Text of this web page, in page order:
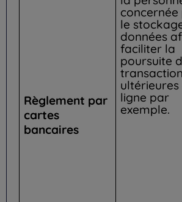
Règlement par
cartes
bancaires
le
données
faciliter la
poursuite
ultérieures
ligne par
exemple.